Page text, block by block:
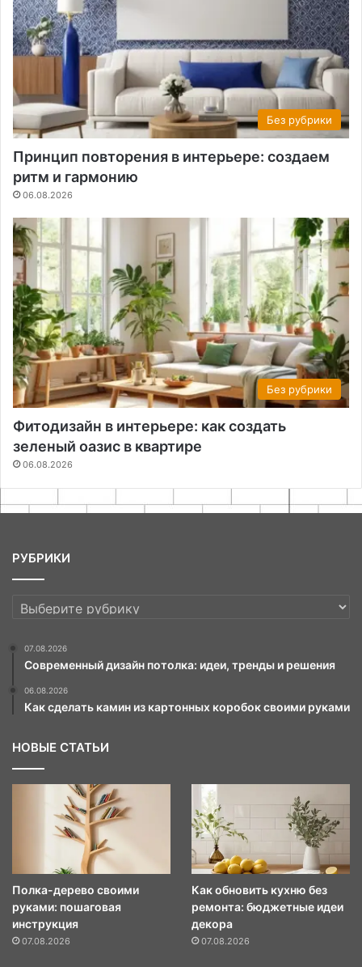
Без рубрики
Принцип повторения в интерьере: создаем
ритм и гармонию
06.08.2026
Без рубрики
Фитодизайн в интерьере: как создать
зеленый оазис в квартире
06.08.2026
РУБРИКИ
РУБРИКИ
07.08.2026
Современный дизайн потолка: идеи, тренды и решения
06.08.2026
Как сделать камин из картонных коробок своими руками
НОВЫЕ СТАТЬИ
Полка-дерево своими
руками: пошаговая
инструкция
07.08.2026
Как обновить кухню без
ремонта: бюджетные идеи
декора
07.08.2026